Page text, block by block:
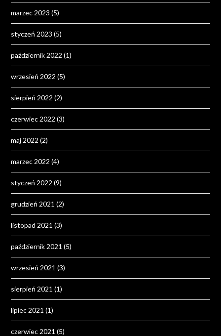
marzec 2023 (5)
styczeń 2023 (5)
październik 2022 (1)
wrzesień 2022 (5)
sierpień 2022 (2)
czerwiec 2022 (3)
maj 2022 (2)
marzec 2022 (4)
styczeń 2022 (9)
grudzień 2021 (2)
listopad 2021 (3)
październik 2021 (5)
wrzesień 2021 (3)
sierpień 2021 (1)
lipiec 2021 (1)
czerwiec 2021 (5)